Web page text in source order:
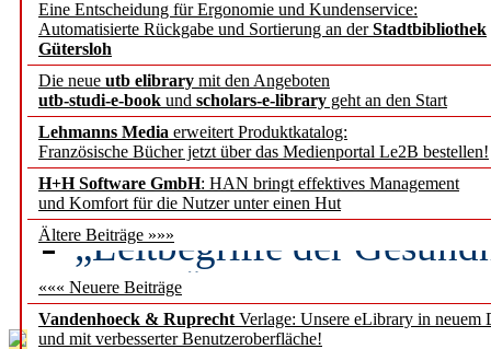
Eine Entscheidung für Ergonomie und Kundenservice:
Automatisierte Rückgabe und Sortierung an derStadtbibliothek
Gütersloh
Die neue utb elibrary mit den Angeboten
utb-studi-e-book und scholars-e-library geht an den Start
Lehmanns Media erweitert Produktkatalog:
Französische Bücher jetzt über das Medienportal Le2B bestellen!
H+H Software GmbH: HAN bringt effektives Management
und Komfort für die Nutzer unter einen Hut
Ältere Beiträge »»»
««« Neuere Beiträge
Vandenhoeck & Ruprecht Verlage: Unsere eLibrary in neuem
und mit verbesserter Benutzeroberfläche!
Sorbisches Institut neu
Geschichte und
Künstliche Intelligenz
besser zu verstehen
„Leitbegriffe der
des BIÖG erscheinen